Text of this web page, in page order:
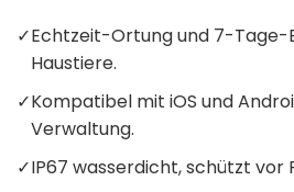
✓Echtzeit-Ortung und 7-Tage-
Haustiere.
✓Kompatibel mit iOS und
Verwaltung.
✓IP67 wasserdicht, schützt vor